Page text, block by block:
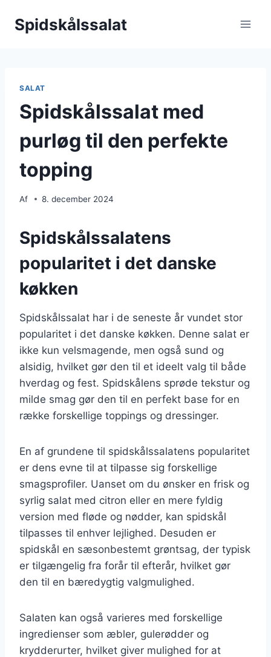
Spidskålssalat
SALAT
Spidskålssalat med
purløg til den perfekte
topping
Af 8. december 2024
Spidskålssalatens
popularitet i det danske
køkken
Spidskålssalat har i de seneste år vundet stor
popularitet i det danske køkken. Denne salat er
ikke kun velsmagende, men også sund og
alsidig, hvilket gør den til et ideelt valg til både
hverdag og fest. Spidskålens sprøde tekstur og
milde smag gør den til en perfekt base for en
række forskellige toppings og dressinger.
En af grundene til spidskålssalatens popularitet
er dens evne til at tilpasse sig forskellige
smagsprofiler. Uanset om du ønsker en frisk og
syrlig salat med citron eller en mere fyldig
version med fløde og nødder, kan spidskål
tilpasses til enhver lejlighed. Desuden er
spidskål en sæsonbestemt grøntsag, der typisk
er tilgængelig fra forår til efterår, hvilket gør
den til en bæredygtig valgmulighed.
Salaten kan også varieres med forskellige
ingredienser som æbler, gulerødder og
krydderurter, hvilket giver mulighed for at